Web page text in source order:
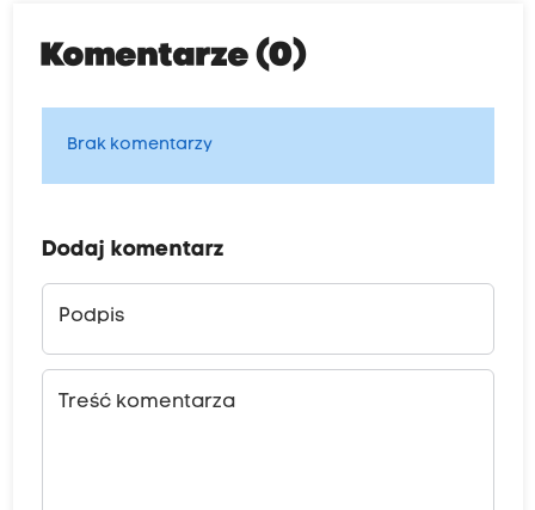
Komentarze (0)
Brak komentarzy
Dodaj komentarz
Podpis
Treść komentarza